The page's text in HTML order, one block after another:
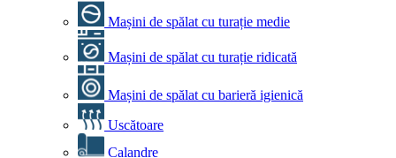
Mașini de spălat cu turație medie
Mașini de spălat cu turație ridicată
Mașini de spălat cu barieră igienică
Uscătoare
Calandre